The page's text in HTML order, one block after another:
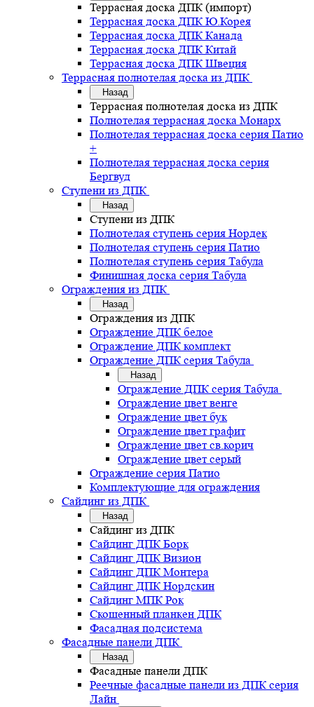
Террасная доска ДПК (импорт)
Террасная доска ДПК Ю.Корея
Террасная доска ДПК Канада
Террасная доска ДПК Китай
Террасная доска ДПК Швеция
Террасная полнотелая доска из ДПК
Назад
Террасная полнотелая доска из ДПК
Полнотелая террасная доска Монарх
Полнотелая террасная доска серия Патио
+
Полнотелая террасная доска серия
Бергвуд
Ступени из ДПК
Назад
Ступени из ДПК
Полнотелая ступень серия Нордек
Полнотелая ступень серия Патио
Полнотелая ступень серия Табула
Финишная доска серия Табула
Ограждения из ДПК
Назад
Ограждения из ДПК
Ограждение ДПК белое
Ограждение ДПК комплект
Ограждение ДПК серия Табула
Назад
Ограждение ДПК серия Табула
Ограждение цвет венге
Ограждение цвет бук
Ограждение цвет графит
Ограждение цвет св.корич
Ограждение цвет серый
Ограждение серия Патио
Комплектующие для ограждения
Сайдинг из ДПК
Назад
Сайдинг из ДПК
Сайдинг ДПК Борк
Сайдинг ДПК Визион
Сайдинг ДПК Монтера
Сайдинг ДПК Нордскин
Сайдинг МПК Рок
Скошенный планкен ДПК
Фасадная подсистема
Фасадные панели ДПК
Назад
Фасадные панели ДПК
Реечные фасадные панели из ДПК серия
Лайн